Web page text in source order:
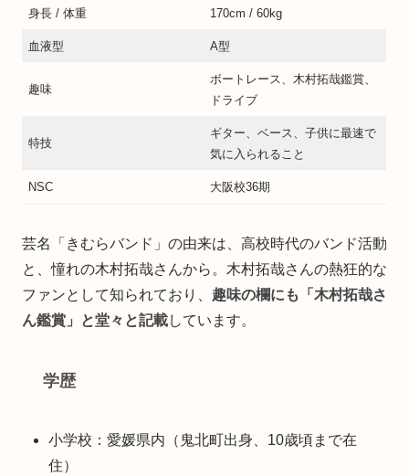
身長 / 体重 170cm / 60kg
血液型 A型
趣味
ボートレース、木村拓哉鑑賞、
ドライブ
特技
ギター、ベース、子供に最速で
気に入られること
NSC 大阪校36期
芸名「きむらバンド」の由来は、高校時代のバンド活動
と、憧れの木村拓哉さんから。木村拓哉さんの熱狂的な
ファンとして知られており、 趣味の欄にも「木村拓哉さ
ん鑑賞」と堂々と記載しています。
学歴
小学校：愛媛県内（鬼北町出身、10歳頃まで在
住）